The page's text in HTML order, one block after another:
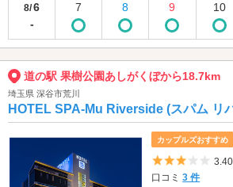
8/6
-
7 8 9 10
道の駅 果樹公園あしがくぼから18.7km
埼玉県 深谷市荒川
HOTEL SPA-Mu Riverside (スパム リ
カップルズおすすめ
5つ
3.40
口コミ3 件